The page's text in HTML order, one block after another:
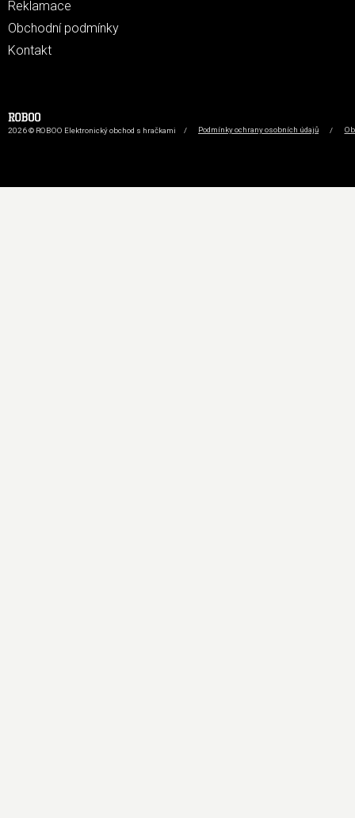
Reklamace
Obchodní podmínky
Kontakt
2026 © ROBOO Elektronický obchod s hračkami / Podmínky ochrany osobních údajů /